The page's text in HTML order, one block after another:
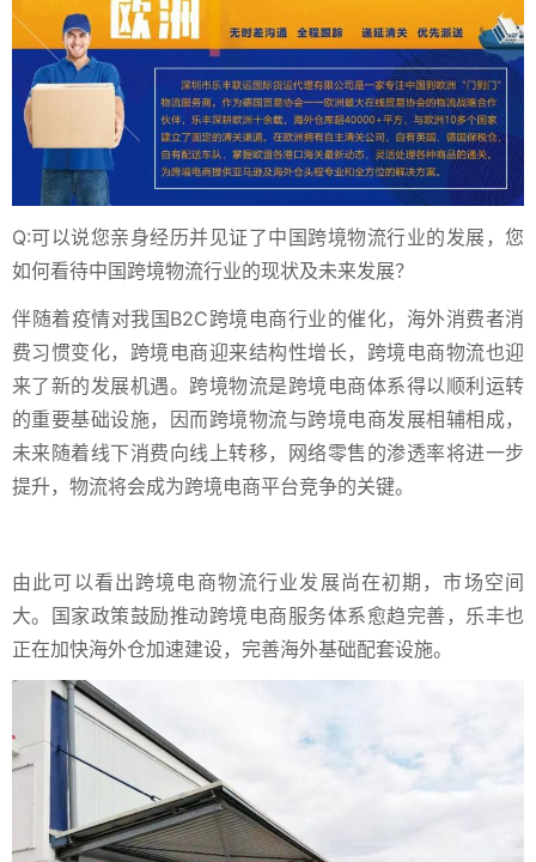
Q:可以说您亲身经历并见证了中国跨境物流行业的发展，您
如何看待中国跨境物流行业的现状及未来发展？
伴随着疫情对我国B2C跨境电商行业的催化，海外消费者消
费习惯变化，跨境电商迎来结构性增长，跨境电商物流也迎
来了新的发展机遇。跨境物流是跨境电商体系得以顺利运转
的重要基础设施，因而跨境物流与跨境电商发展相辅相成，
未来随着线下消费向线上转移，网络零售的渗透率将进一步
提升，物流将会成为跨境电商平台竞争的关键。
由此可以看出跨境电商物流行业发展尚在初期，市场空间
大。国家政策鼓励推动跨境电商服务体系愈趋完善，乐丰也
正在加快海外仓加速建设，完善海外基础配套设施。